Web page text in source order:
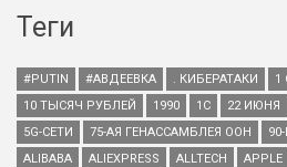
Теги
#PUTIN #АВДЕЕВКА . КИБЕРАТАКИ
1
10 ТЫСЯЧ РУБЛЕЙ
1990 1С 22 ИЮНЯ
5G-СЕТИ
75-АЯ ГЕНАССАМБЛЕЯ ООН
ALIBABA
ALIEXPRESS ALLTECH APPLE